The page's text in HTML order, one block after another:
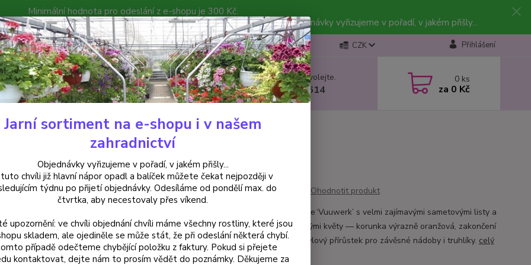
Minimální hodnota pro odeslání z e-shopu je 300 Kč.
můžete čekat nejpozději v následujícím týdnu po přijetí objednávky. Objednávky vyřizujeme v pořadí, v jakém přišly...
Poradna Kontakty CZK Přihlášení
Hledat Nevíte si rady? Zavolejte.
+420 602 223 614
0 ks
za 0 Kč
Fuchsie Vuuwerk Fuchsie - cena na prodejně
Fuchsie - cena na prodejně
Ohodnotit produkt
Polopřevislá fuchsie ‘Vuuwerk’ s velmi zajímavými sametovými listy a
dlouhými trubkovitými květy — korunka výrazně oranžová, zakončení
žluto‑oranžové. Stylový přírůstek pro závěsné nádoby i truhlíky. celý
popis
Jarní sortiment na e-shopu i v našem
zahradnictví
Objednávky vyřizujeme v pořadí, v jakém přišly...
chvíli již hlavní nápor opadl a balíček můžete čekat nejpozději v
týdnu po přijetí objednávky. Odesíláme od pondělí max. do
čtvrtka, aby necestovaly přes víkend.
upozornění: ve chvíli objednání chvíli máme všechny rostliny, které jsou
skladem, ale ojediněle se může stát, že při odeslání některá chybí.
případě odečteme chybějící položku z faktury. Pokud si přejete
kontaktovat, dejte nám to prosím vědět do poznámky. Děkujeme za